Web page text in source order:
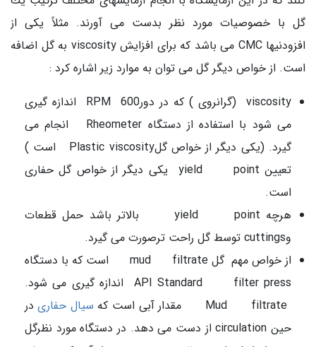
گل با خصوصیات مورد نظر بدست می آورند. مثلاً یكی از
افزودنیها CMC می باشد كه برای افزایش viscosity به گل اضافه
است. از خواص دیگر گل می توان به موارد زیر اشاره كرد :
viscosity (گرانروی ) كه در دورRPM 600 اندازه گیری
می شود با استفاده از دستگاه Rheometer انجام می
گیرد. (یكی دیگر از خواص گلPlastic viscosity است )
تعیین yield point یکی دیگر از خواص گل حفاری
است.
هرچه yield point بالاتر باشد حمل قطعات
وcuttings توسط گل راحت ترصورت می گیرد.
از خواص مهم گل mud filtrate است كه با دستگاه
API Standard filter press اندازه گیری می شود.
سیال حفاری در
حین circulation از دست می دهد. در دستگاه مورد نظرگل